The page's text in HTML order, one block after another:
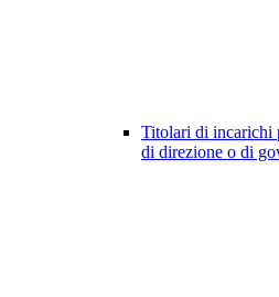
Titolari di incarichi
di direzione o di